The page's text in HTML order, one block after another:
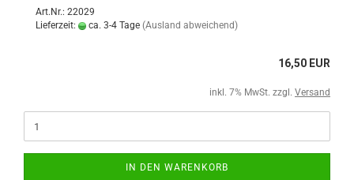
Art.Nr.: 22029
Lieferzeit:
ca. 3-4 Tage (Ausland abweichend)
16,50 EUR
inkl. 7% MwSt. zzgl. Versand
IN DEN WARENKORB